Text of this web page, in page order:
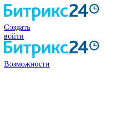
Создать
войти
Возможности